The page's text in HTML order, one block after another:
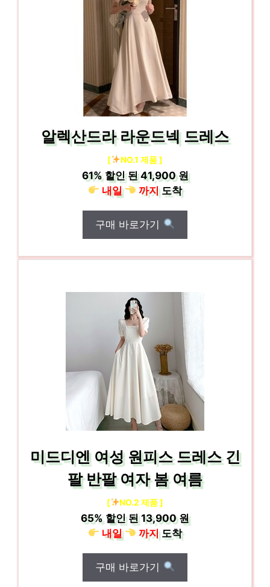
알렉산드라 라운드넥 드레스
[ NO.1 제품 ]
61%할인 된41,900 원
내일
까지도착
구매 바로가기
미드디엔 여성 원피스 드레스 긴
팔 반팔 여자 봄 여름
[ NO.2 제품 ]
65% 할인 된13,900 원
내일
까지도착
구매 바로가기